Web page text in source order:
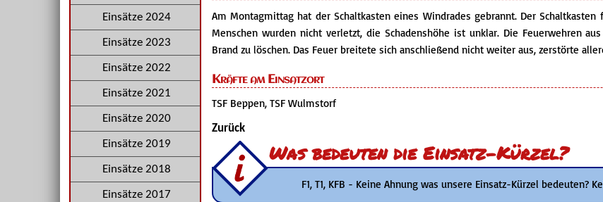
Am Montagmittag hat der Schaltkasten eines Windrades gebrannt. Der
Menschen wurden nicht verletzt, die Schadenshöhe ist unklar. Die Feuerwehren
Brand zu löschen. Das Feuer breitete sich anschließend nicht weiter aus, zerstörte
Kräfte am Einsatzort
TSF Beppen, TSF Wulmstorf
Zurück
Was bedeuten die Einsatz-Kürzel?
F1, T1, KFB - Keine Ahnung was unsere Einsatz-Kürzel bedeuten?
Einsätze 2024
Einsätze 2023
Einsätze 2022
Einsätze 2021
Einsätze 2020
Einsätze 2019
Einsätze 2018
Einsätze 2017